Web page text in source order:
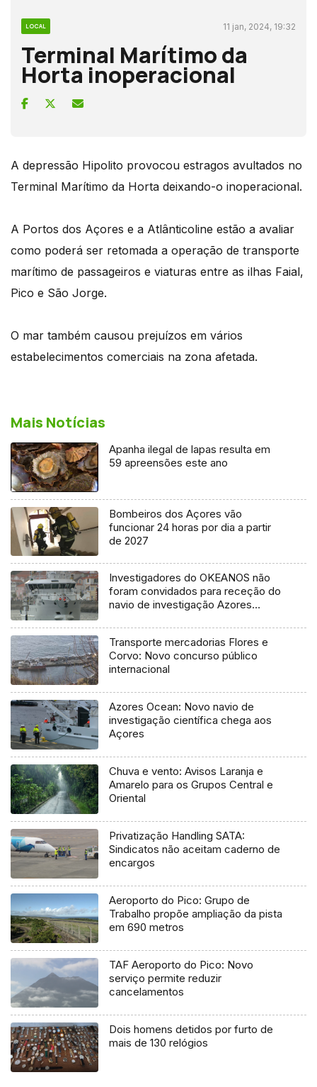
LOCAL 11 jan, 2024, 19:32
Terminal Marítimo da
Horta inoperacional
A depressão Hipolito provocou estragos avultados no
Terminal Marítimo da Horta deixando-o inoperacional.
A Portos dos Açores e a Atlânticoline estão a avaliar
como poderá ser retomada a operação de transporte
marítimo de passageiros e viaturas entre as ilhas Faial,
Pico e São Jorge.
O mar também causou prejuízos em vários
estabelecimentos comerciais na zona afetada.
Mais Notícias
Apanha ilegal de lapas resulta em
59 apreensões este ano
Bombeiros dos Açores vão
funcionar 24 horas por dia a partir
de 2027
Investigadores do OKEANOS não
foram convidados para receção do
navio de investigação Azores
Transporte mercadorias Flores e
Corvo: Novo concurso público
internacional
Azores Ocean: Novo navio de
investigação científica chega aos
Açores
Chuva e vento: Avisos Laranja e
Amarelo para os Grupos Central e
Oriental
Privatização Handling SATA:
Sindicatos não aceitam caderno de
encargos
Aeroporto do Pico: Grupo de
Trabalho propõe ampliação da pista
em 690 metros
TAF Aeroporto do Pico: Novo
serviço permite reduzir
cancelamentos
Dois homens detidos por furto de
mais de 130 relógios